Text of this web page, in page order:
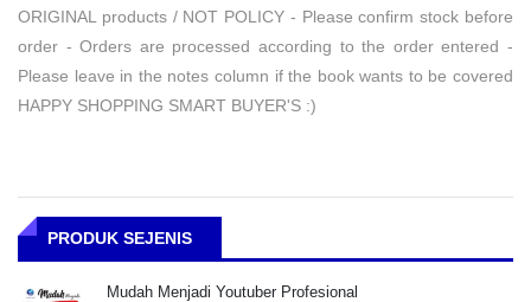
ORIGINAL products / NOT POLICY - Please confirm stock before
order - Orders are processed according to the order entered -
Please leave in the notes column if the book wants to be covered
HAPPY SHOPPING SMART BUYER'S :)
PRODUK SEJENIS
Mudah Menjadi Youtuber Profesional